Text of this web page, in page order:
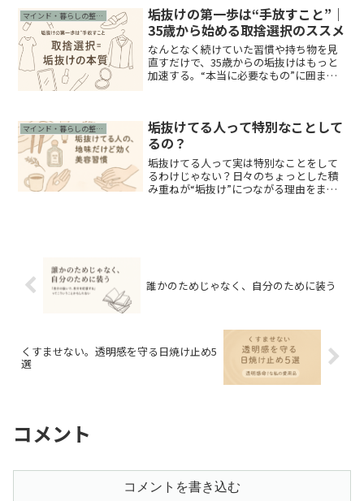
と、やっぱり大きいのは**“人に見られて
いる”という意識**だと...
マインド・暮らしの整え方
垢抜けの第一歩は“手放すこと”｜
35歳から始める取捨選択のススメ
なんとなく続けていた習慣や持ち物を見
直すだけで、35歳からの垢抜けはもっと
加速する。“本当に必要なもの”に囲まれ
マインド・暮らしの整え方
垢抜けてる人って特別なことして
るの？
垢抜けてる人って実は特別なことをして
るわけじゃない？日々のちょっとした積
み重ねが“垢抜け”につながる理由をまと
誰かのためじゃなく、自分のために装う
くすませない。透明感を守る日焼け止め5
選
コメント
コメントを書き込む